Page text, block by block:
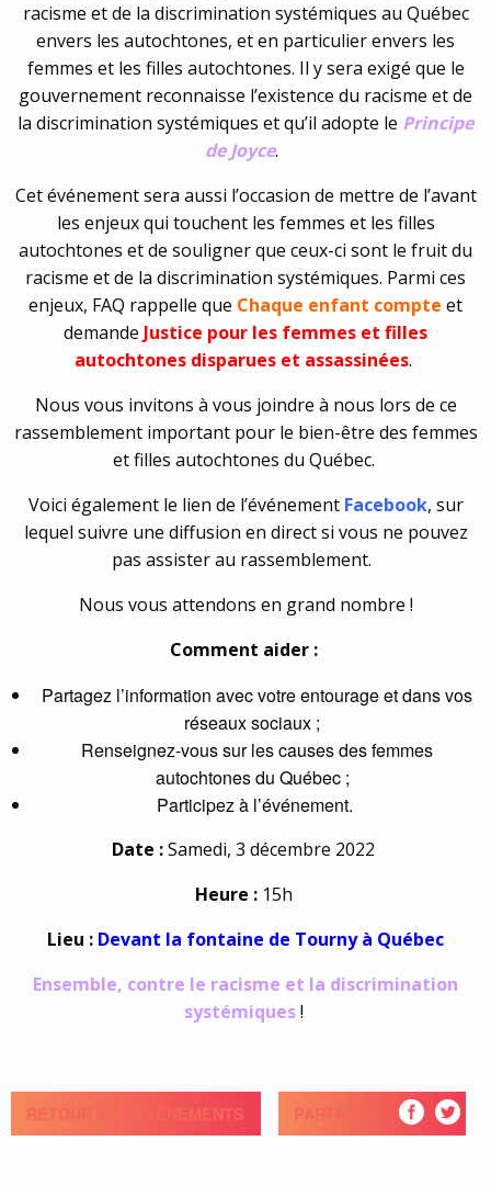
racisme et de la discrimination systémiques au Québec
envers les autochtones, et en particulier envers les
femmes et les filles autochtones. Il y sera exigé que le
gouvernement reconnaisse l’existence du racisme et de
la discrimination systémiques et qu’il adopte le Principe
de Joyce.
Cet événement sera aussi l’occasion de mettre de l’avant
les enjeux qui touchent les femmes et les filles
autochtones et de souligner que ceux-ci sont le fruit du
racisme et de la discrimination systémiques. Parmi ces
enjeux, FAQ rappelle que Chaque enfant compte et
demande Justice pour les femmes et filles
autochtones disparues et assassinées.
Nous vous invitons à vous joindre à nous lors de ce
rassemblement important pour le bien-être des femmes
et filles autochtones du Québec.
Voici également le lien de l’événement Facebook, sur
lequel suivre une diffusion en direct si vous ne pouvez
pas assister au rassemblement.
Nous vous attendons en grand nombre !
Comment aider :
Partagez l’information avec votre entourage et dans vos
réseaux sociaux ;
Renseignez-vous sur les causes des femmes
autochtones du Québec ;
Participez à l’événement.
Date :Samedi, 3 décembre 2022
Heure :15h
Lieu : Devant la fontaine de Tourny à Québec
Ensemble, contre le racisme et la discrimination
systémiques !
RETOUR AUX ÉVÈNEMENTS PARTAGEZ